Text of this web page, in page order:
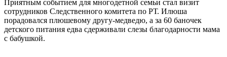
Приятным событием для многодетной семьи стал визит
сотрудников Следственного комитета по РТ. Илюша
порадовался плюшевому другу-медведю, а за 60 баночек
детского питания едва сдерживали слезы благодарности мама
с бабушкой.